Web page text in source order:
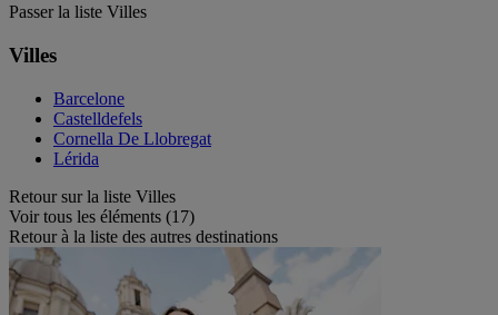
Passer la liste Villes
Villes
Barcelone
Castelldefels
Cornella De Llobregat
Lérida
Retour sur la liste Villes
Voir tous les éléments (17)
Retour à la liste des autres destinations